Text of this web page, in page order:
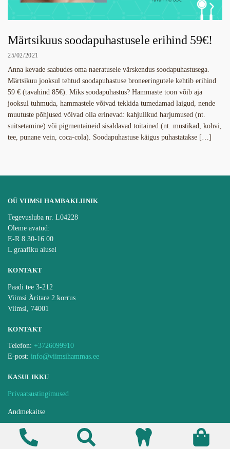
Märtsikuus soodapuhastusele erihind 59€!
25/02/2021
Anna kevade saabudes oma naeratusele värskendus soodapuhastusega.
Märtsikuu jooksul tehtud soodapuhastuse broneeringutele kehtib erihind
59 € (tavahind 85€). Miks soodapuhastus? Hammaste toon võib aja
jooksul tuhmuda, hammastele võivad tekkida tumedamad laigud, nende
muutuste põhjused võivad olla erinevad: kahjulikud harjumused (nt.
suitsetamine) või pigmentaineid sisaldavad toitained (nt. mustikad, kohvi,
tee, punane vein, coca-cola). Soodapuhastuse käigus puhastatakse […]
OÜ VIIMSI HAMBAKLIINIK
Tegevusluba nr. L04228
Oleme avatud:
E-R 8.30-16.00
L graafiku alusel
KONTAKT
Paadi tee 3-212
Viimsi Äritare 2.korrus
Viimsi, 74001
KONTAKT
Telefon: +3726099910
E-post: info@viimsihammas.ee
KASULIKKU
Privaatsustingimused
Andmekaitse
Ravijärjekorra pidamise kord